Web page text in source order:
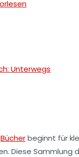
Unterwegs
Bücherbeginnt für
Diese